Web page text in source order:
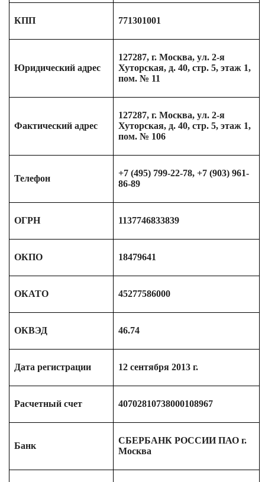
КПП 771301001
Юридический адрес
127287, г. Москва, ул. 2-я
Хуторская, д. 40, стр. 5, этаж 1,
пом. № 11
Фактический адрес
127287, г. Москва, ул. 2-я
Хуторская, д. 40, стр. 5, этаж 1,
пом. № 106
Телефон
+7 (495) 799-22-78, +7 (903) 961-
86-89
ОГРН 1137746833839
ОКПО 18479641
ОКАТО 45277586000
ОКВЭД 46.74
Дата регистрации 12 сентября 2013 г.
Расчетный счет 40702810738000108967
Банк
СБЕРБАНК РОССИИ ПАО г.
Москва